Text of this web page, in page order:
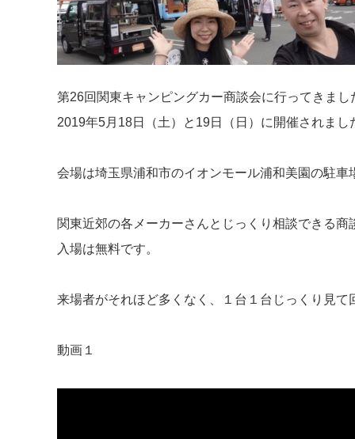
第26回関東キャンピングカー商談会に行ってきまし
2019年5月18日（土）と19日（日）に開催されまし
会場は埼玉県浦和市のイオンモール浦和美園の駐車
関東近郊の各メーカーさんとじっくり相談できる商
入場は無料です。
来場者がそれほど多くなく、１台１台じっくり見て
動画１